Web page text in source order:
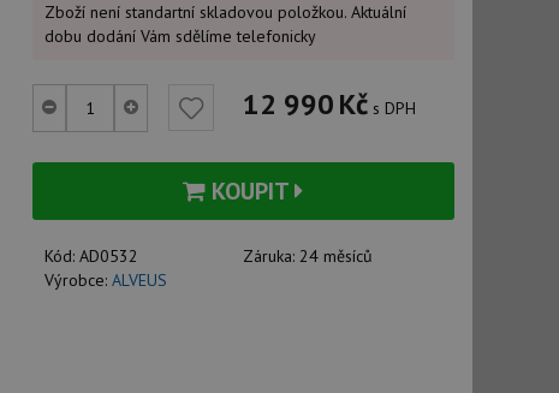
Zboží není standartní skladovou položkou. Aktuální
dobu dodání Vám sdělíme telefonicky
12 990Kč s DPH
KOUPIT
Kód: AD0532 Záruka:24 měsíců
Výrobce: ALVEUS